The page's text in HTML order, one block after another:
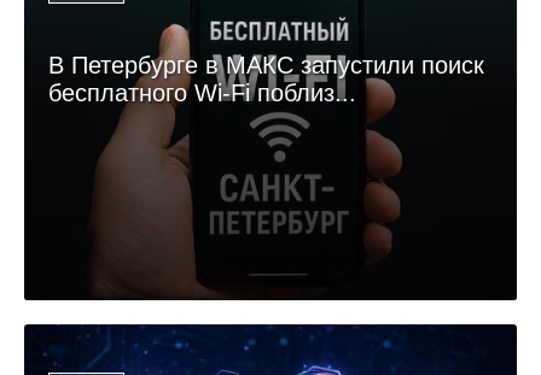
В Петербурге в МАКС запустили поиск
бесплатного Wi-Fi поблиз...